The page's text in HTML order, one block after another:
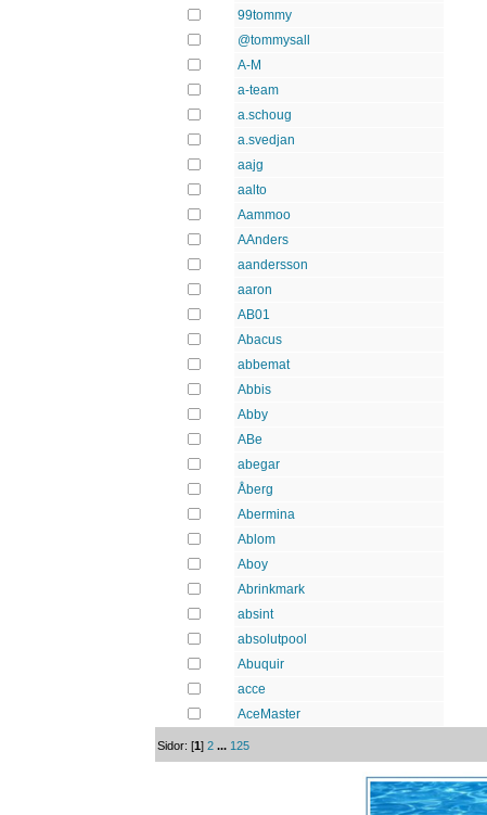
99tommy
@tommysall
A-M
a-team
a.schoug
a.svedjan
aajg
aalto
Aammoo
AAnders
aandersson
aaron
AB01
Abacus
abbemat
Abbis
Abby
ABe
abegar
Åberg
Abermina
Ablom
Aboy
Abrinkmark
absint
absolutpool
Abuquir
acce
AceMaster
Sidor: [1]2 ...125